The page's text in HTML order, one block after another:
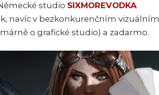
studio SIXMOREVODKA
navíc v bezkonkurenčním vizuálním
o grafické studio) a zadarmo.